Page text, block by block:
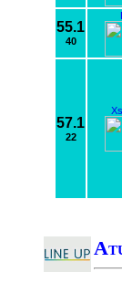
55.1
40
57.1
22